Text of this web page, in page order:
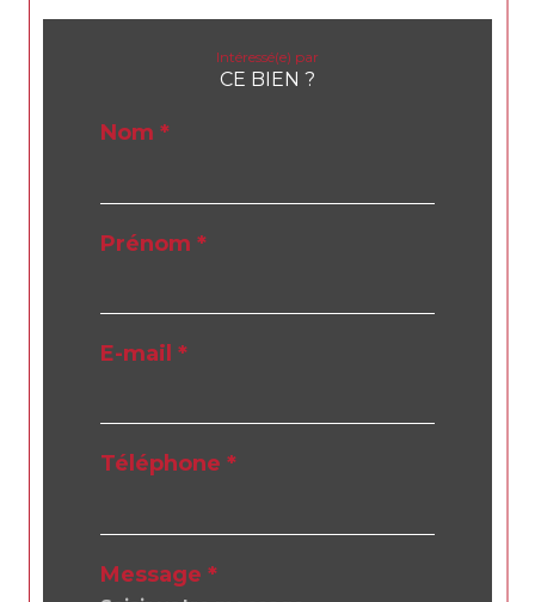
Intéressé(e) par
CE BIEN ?
Nom *
Prénom *
E-mail *
Téléphone *
Message *